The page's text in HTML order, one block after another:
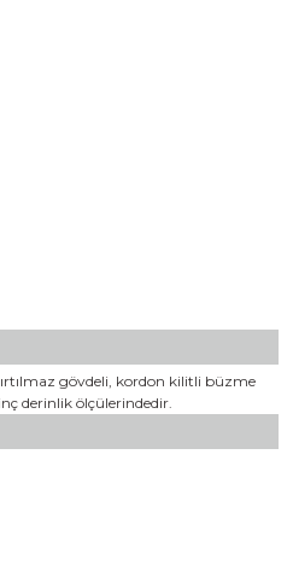
gövdeli, kordon kilitli büzme
derinlik ölçülerindedir.